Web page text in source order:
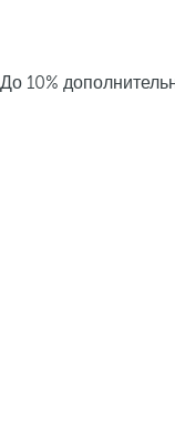
До 10%